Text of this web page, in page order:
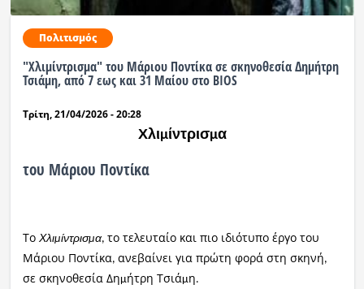
Πολιτισμός
"Χλιμίντρισμα" του Μάριου Ποντίκα σε σκηνοθεσία Δημήτρη
Τσιάμη, από 7 εως και 31 Μαίου στο BIOS
Τρίτη, 21/04/2026 - 20:28
Χλιμίντρισμα
του Μάριου Ποντίκα
Το Χλιμίντρισμα, το τελευταίο και πιο ιδιότυπο έργο του
Μάριου Ποντίκα, ανεβαίνει για πρώτη φορά στη σκηνή,
σε σκηνοθεσία Δημήτρη Τσιάμη.